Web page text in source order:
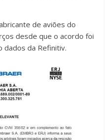
de aviões do
desde que o acordo foi
dados da Refinitiv.